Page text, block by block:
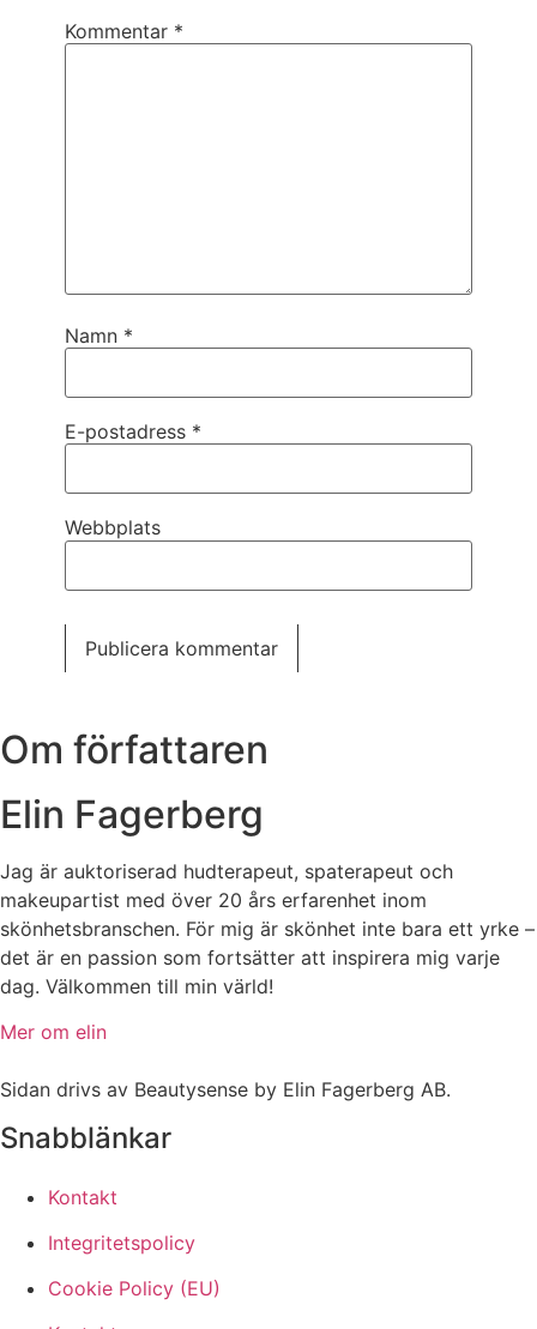
Kommentar *
Namn *
E-postadress *
Webbplats
Om författaren
Elin Fagerberg
Jag är auktoriserad hudterapeut, spaterapeut och
makeupartist med över 20 års erfarenhet inom
skönhetsbranschen. För mig är skönhet inte bara ett yrke –
det är en passion som fortsätter att inspirera mig varje
dag. Välkommen till min värld!
Mer om elin
Sidan drivs av Beautysense by Elin Fagerberg AB.
Snabblänkar
Kontakt
Integritetspolicy
Cookie Policy (EU)